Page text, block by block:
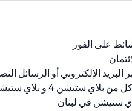
على الفور
البريد الإلكتروني أو الرسائل
ستيشن 4 و بلاي ستيشن 5
ستيشن في لبنان